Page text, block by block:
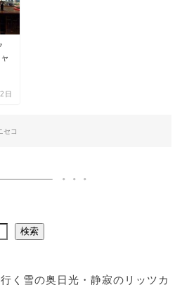
日
セコ
検索
く雪の奥日光・静寂のリッツカ